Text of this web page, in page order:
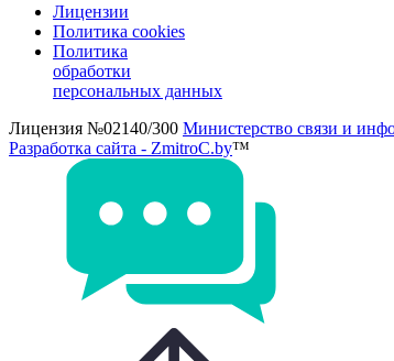
Лицензии
Политика cookies
Политика
обработки
персональных данных
Лицензия №02140/300 Министерство связи и
Разработка сайта - ZmitroC.by™